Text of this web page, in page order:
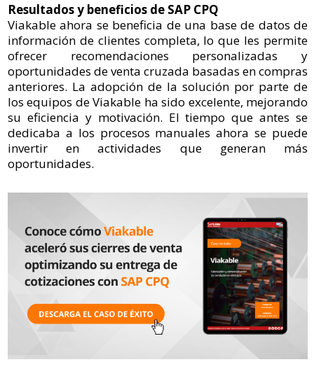
Resultados y beneficios de SAP CPQ
Viakable ahora se beneficia de una base de datos de
información de clientes completa, lo que les permite
ofrecer recomendaciones personalizadas y
oportunidades de venta cruzada basadas en compras
anteriores. La adopción de la solución por parte de
los equipos de Viakable ha sido excelente, mejorando
su eficiencia y motivación. El tiempo que antes se
dedicaba a los procesos manuales ahora se puede
invertir en actividades que generan más
oportunidades.